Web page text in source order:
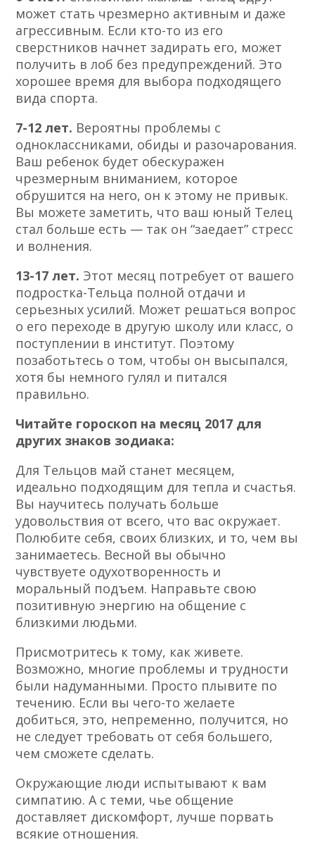
может стать чрезмерно активным и даже
агрессивным. Если кто-то из его
сверстников начнет задирать его, может
получить в лоб без предупреждений. Это
хорошее время для выбора подходящего
вида спорта.
7-12 лет. Вероятны проблемы с
одноклассниками, обиды и разочарования.
Ваш ребенок будет обескуражен
чрезмерным вниманием, которое
обрушится на него, он к этому не привык.
Вы можете заметить, что ваш юный Телец
стал больше есть — так он “заедает” стресс
и волнения.
13-17 лет. Этот месяц потребует от вашего
подростка-Тельца полной отдачи и
серьезных усилий. Может решаться вопрос
о его переходе в другую школу или класс, о
поступлении в институт. Поэтому
позаботьтесь о том, чтобы он высыпался,
хотя бы немного гулял и питался
правильно.
Читайте гороскоп на месяц 2017 для
других знаков зодиака:
Для Тельцов май станет месяцем,
идеально подходящим для тепла и счастья.
Вы научитесь получать больше
удовольствия от всего, что вас окружает.
Полюбите себя, своих близких, и то, чем вы
занимаетесь. Весной вы обычно
чувствуете одухотворенность и
моральный подъем. Направьте свою
позитивную энергию на общение с
близкими людьми.
Присмотритесь к тому, как живете.
Возможно, многие проблемы и трудности
были надуманными. Просто плывите по
течению. Если вы чего-то желаете
добиться, это, непременно, получится, но
не следует требовать от себя большего,
чем сможете сделать.
Окружающие люди испытывают к вам
симпатию. А с теми, чье общение
доставляет дискомфорт, лучше порвать
всякие отношения.